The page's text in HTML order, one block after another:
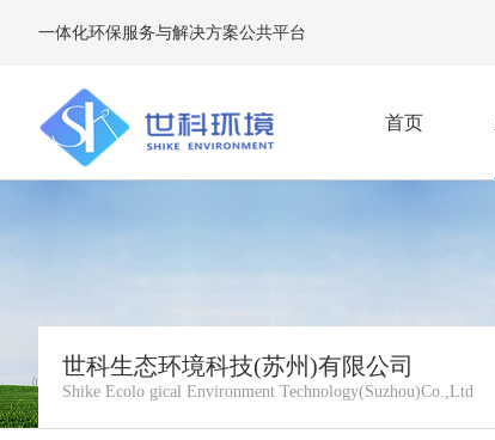
一体化环保服务与解决方案公共平台
首页
世科生态环境科技(苏州)有限公司
Shike Ecolo gical Environment Technology(Suzhou)Co.,Ltd